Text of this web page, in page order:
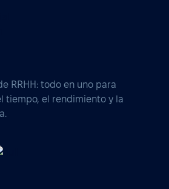
RRHH: todo en uno para
tiempo, el rendimiento y la